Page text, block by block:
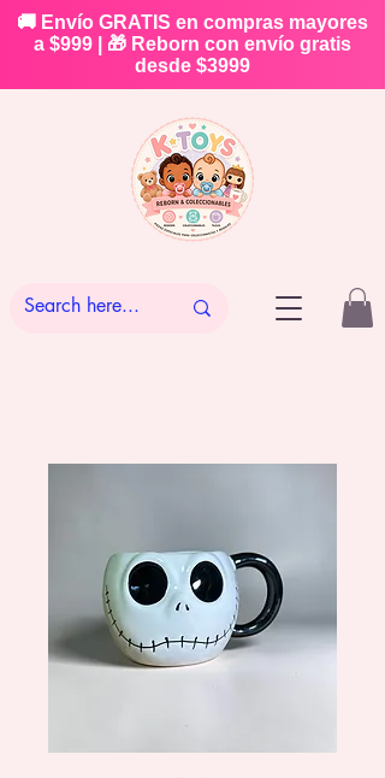
🚚 Envío GRATIS en compras mayores
a $999 | 🎁 Reborn con envío gratis
desde $3999